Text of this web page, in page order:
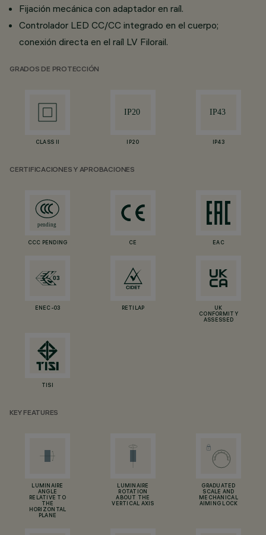
Fijación mecánica con adaptador en raíl.
Controlador LED CC/CC integrado en el cuerpo;
conexión directa en el raíl LV Filorail.
GRADOS DE PROTECCIÓN
CLASS II IP20 IP43
CERTIFICACIONES Y APROBACIONES
CCC PENDING CE EAC
ENEC-03 RETILAP
UK
CONFORMITY
ASSESSED
TISI
KEY FEATURES
LUMINAIRE
ANGLE
RELATIVE TO
THE
HORIZONTAL
PLANE
LUMINAIRE
ROTATION
ABOUT THE
VERTICAL AXIS
GRADUATED
SCALE AND
MECHANICAL
AIMING LOCK